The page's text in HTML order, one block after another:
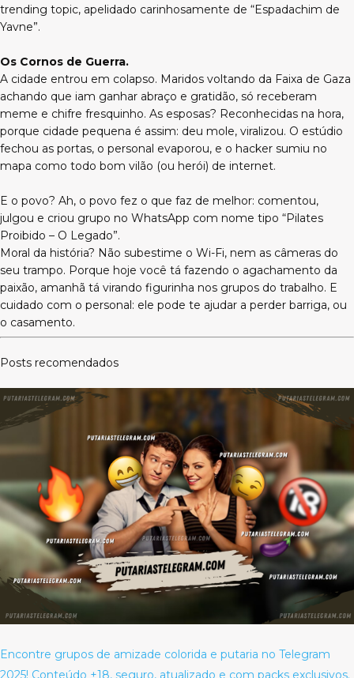
trending topic, apelidado carinhosamente de “Espadachim de
Yavne”.
Os Cornos de Guerra.
A cidade entrou em colapso. Maridos voltando da Faixa de Gaza
achando que iam ganhar abraço e gratidão, só receberam
meme e chifre fresquinho. As esposas? Reconhecidas na hora,
porque cidade pequena é assim: deu mole, viralizou. O estúdio
fechou as portas, o personal evaporou, e o hacker sumiu no
mapa como todo bom vilão (ou herói) de internet.
E o povo? Ah, o povo fez o que faz de melhor: comentou,
julgou e criou grupo no WhatsApp com nome tipo “Pilates
Proibido – O Legado”.
Moral da história? Não subestime o Wi-Fi, nem as câmeras do
seu trampo. Porque hoje você tá fazendo o agachamento da
paixão, amanhã tá virando figurinha nos grupos do trabalho. E
cuidado com o personal: ele pode te ajudar a perder barriga, ou
o casamento.
Posts recomendados
Encontre grupos de amizade colorida e putaria no Telegram
2025! Conteúdo +18, seguro, atualizado e com packs exclusivos.